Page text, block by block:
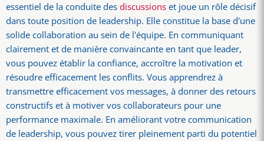
essentiel de la conduite desdiscussionset joue un rôle décisif
dans toute position de leadership. Elle constitue la base d'une
solide collaboration au sein de l'équipe. En communiquant
clairement et de manière convaincante en tant que leader,
vous pouvez établir la confiance, accroître la motivation et
résoudre efficacement les conflits. Vous apprendrez à
transmettre efficacement vos messages, à donner des retours
constructifs et à motiver vos collaborateurs pour une
performance maximale. En améliorant votre communication
de leadership, vous pouvez tirer pleinement parti du potentiel